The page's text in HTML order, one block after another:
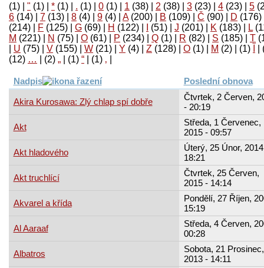
(1) " (1) * (1) . (1) 0 (1) 1 (38) 2 (38) 3 (23) 4 (23) 5
6 (14) 7 (13) 8 (4) 9 (4) A(200) B (109) Č (90) D (176)
(214)
F (125) G (69) H (122) (51) J (201) K (183) L
M (221) N (75) O (61) P (234) Q (1) R (82) S (185) T
U (75) V (155) W (21) Y (4) Z (128) Ο (1) М (2)
(1)
‚
(1)
“
(1)
„
(2)
…
(12)
Nadpis Poslední obnova
Akira Kurosawa: Zlý chlap spí dobře
Čtvrtek, 2 Červen,
- 20:19
Akt
Středa, 1 Červenec,
2015 - 09:57
Akt hladového
Úterý, 25 Únor,
18:21
Akt truchlící
Čtvrtek, 25 Červen,
2015 - 14:14
Akvarel a křída
Pondělí, 27 Říjen,
15:19
Al Aaraaf
Středa, 4 Červen,
00:28
Albatros
Sobota, 21 Prosinec,
2013 - 14:11